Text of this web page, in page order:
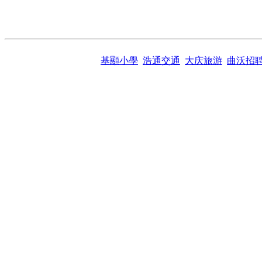
基顯小學 浩通交通 大庆旅游 曲沃招